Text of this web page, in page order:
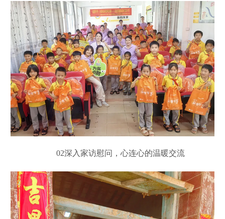
02深入家访慰问，心连心的温暖交流